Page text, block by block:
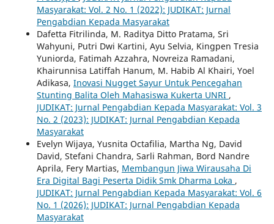
Masyarakat: Vol. 2 No. 1 (2022): JUDIKAT: Jurnal
Pengabdian Kepada Masyarakat
Dafetta Fitrilinda, M. Raditya Ditto Pratama, Sri
Wahyuni, Putri Dwi Kartini, Ayu Selvia, Kingpen Tresia
Yuniorda, Fatimah Azzahra, Novreiza Ramadani,
Khairunnisa Latiffah Hanum, M. Habib Al Khairi, Yoel
Adikasa, Inovasi Nugget Sayur Untuk Pencegahan
Stunting Balita Oleh Mahasiswa Kukerta UNRI ,
JUDIKAT: Jurnal Pengabdian Kepada Masyarakat: Vol. 3
No. 2 (2023): JUDIKAT: Jurnal Pengabdian Kepada
Masyarakat
Evelyn Wijaya, Yusnita Octafilia, Martha Ng, David
David, Stefani Chandra, Sarli Rahman, Bord Nandre
Aprila, Fery Martias, Membangun Jiwa Wirausaha Di
Era Digital Bagi Peserta Didik Smk Dharma Loka ,
JUDIKAT: Jurnal Pengabdian Kepada Masyarakat: Vol. 6
No. 1 (2026): JUDIKAT: Jurnal Pengabdian Kepada
Masyarakat